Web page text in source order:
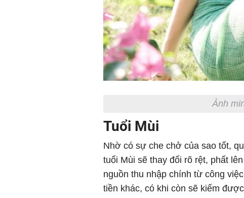
Ảnh
Tuổi Mùi
Nhờ có sự che chở của sao tốt,
tuổi Mùi sẽ thay đổi rõ rệt, phất
nguồn thu nhập chính từ công
tiền khác, có khi còn sẽ kiếm